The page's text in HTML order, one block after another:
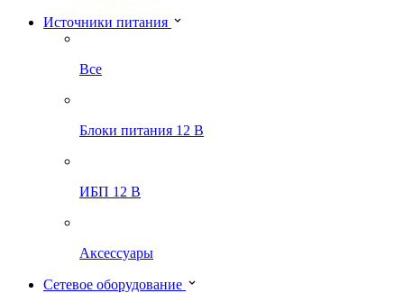
Источники питания
Все
Блоки питания 12 В
ИБП 12 В
Аксессуары
Сетевое оборудование